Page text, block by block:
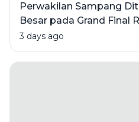
Perwakilan Sampang
Besar pada Grand Final
3 days ago